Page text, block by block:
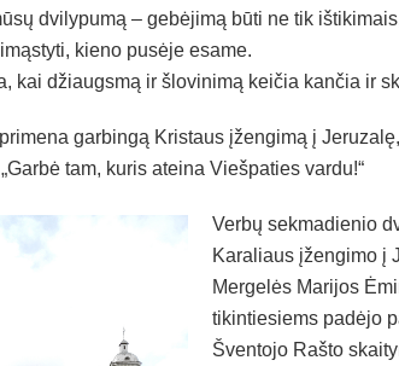
dvilypumą – gebėjimą būti ne tik
kieno pusėje esame.
kai džiaugsmą ir šlovinimą keičia kančia ir
garbingą Kristaus įžengimą į
tam, kuris ateina Viešpaties vardu!“
Verbų sekmadienio
Karaliaus įžengimo į
Mergelės Marijos
tikintiesiems padėjo
Šventojo Rašto